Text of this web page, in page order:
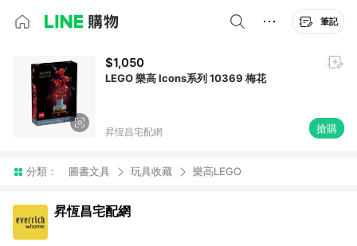
筆記
$1,050
LEGO 樂高 Icons系列 10369 梅花
昇恆昌宅配網 搶購
分類： 圖書文具 玩具收藏 樂高LEGO
昇恆昌宅配網